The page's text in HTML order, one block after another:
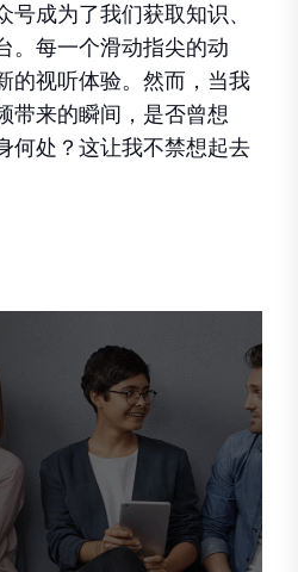
成为了我们获取知识、
。每一个滑动指尖的动
的视听体验。然而，当我
带来的瞬间，是否曾想
何处？这让我不禁想起去